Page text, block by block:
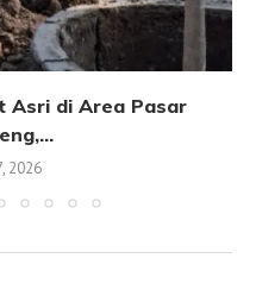
Asri di Area Pasar
2026